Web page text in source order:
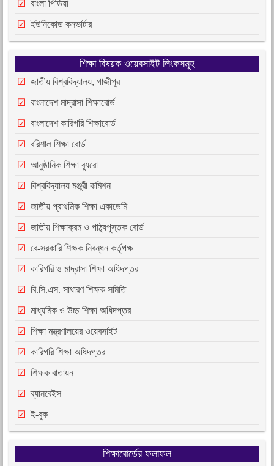
বাংলা পিডিয়া
ইউনিকোড কনভার্টার
শিক্ষা বিষয়ক ওয়েবসাইট লিংকসমূহ
জাতীয় বিশ্ববিদ্যালয়, গাজীপুর
বাংলাদেশ মাদ্রাসা শিক্ষাবোর্ড
বাংলাদেশ কারিগরি শিক্ষাবোর্ড
বরিশাল শিক্ষা বোর্ড
আনুষ্ঠানিক শিক্ষা ব্যুরো
বিশ্ববিদ্যালয় মঞ্জুরী কমিশন
জাতীয় প্রাথমিক শিক্ষা একাডেমি
জাতীয় শিক্ষাক্রম ও পাঠ্যপুস্তক বোর্ড
বে-সরকারি শিক্ষক নিবন্ধন কর্তৃপক্ষ
কারিগরি ও মাদ্রাসা শিক্ষা অধিদপ্তর
বি.সি.এস. সাধারণ শিক্ষক সমিতি
মাধ্যমিক ও উচ্চ শিক্ষা অধিদপ্তর
শিক্ষা মন্ত্রণালয়ের ওয়েবসাইট
কারিগরি শিক্ষা অধিদপ্তর
শিক্ষক বাতায়ন
ব্যানবেইস
ই-বুক
শিক্ষাবোর্ডের ফলাফল